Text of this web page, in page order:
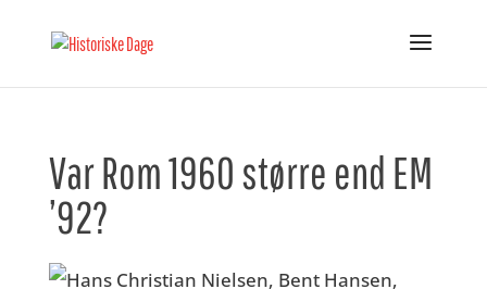
Var Rom 1960 større end EM
’92?